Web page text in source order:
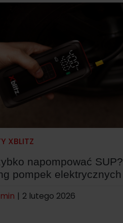
XBLITZ
napompować SUP?
pompek elektrycznych
| 2 lutego 2026